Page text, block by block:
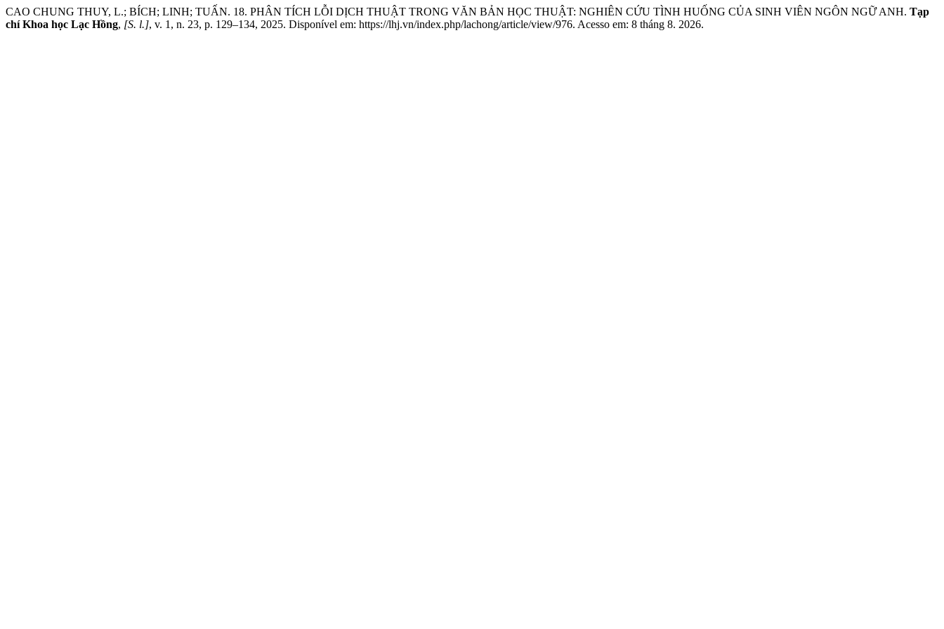
CAO CHUNG THUY, L.; BÍCH; LINH; TUẤN. 18. PHÂN TÍCH LỖI DỊCH THUẬT TRONG VĂN BẢN HỌC THUẬT: NGHIÊN CỨU TÌNH HUỐNG CỦA SINH VIÊN NGÔN NGỮ ANH. Tạp
chí Khoa học Lạc Hồng, [S. l.], v. 1, n. 23, p. 129–134, 2025. Disponível em: https://lhj.vn/index.php/lachong/article/view/976. Acesso em: 8 tháng 8. 2026.